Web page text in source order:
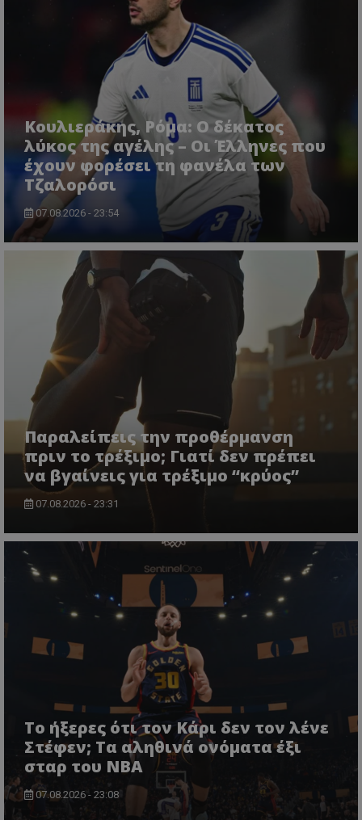
Κουλιεράκης, Ρόμα: Ο δέκατος
λύκος της αγέλης – Οι Έλληνες που
έχουν φορέσει τη φανέλα των
Τζαλορόσι
07.08.2026 - 23:54
Παραλείπεις την προθέρμανση
πριν το τρέξιμο; Γιατί δεν πρέπει
να βγαίνεις για τρέξιμο “κρύος”
07.08.2026 - 23:31
Το ήξερες ότι τον Κάρι δεν τον λένε
Στέφεν; Τα αληθινά ονόματα έξι
σταρ του NBA
07.08.2026 - 23:08